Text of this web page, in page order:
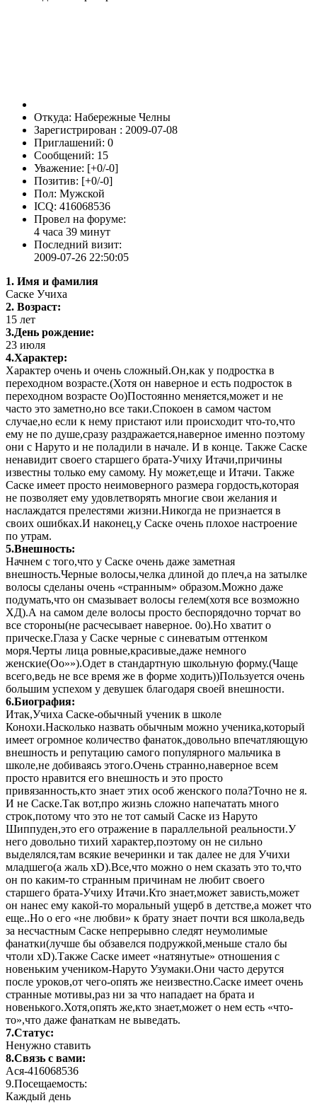
Откуда: Набережные Челны
Зарегистрирован : 2009-07-08
Приглашений: 0
Сообщений: 15
Уважение: [+0/-0]
Позитив: [+0/-0]
Пол: Мужской
ICQ: 416068536
Провел на форуме:
4 часа 39 минут
Последний визит:
2009-07-26 22:50:05
1. Имя и фамилия
Саске Учиха
2. Возраст:
15 лет
3.День рождение:
23 июля
4.Характер:
Характер очень и очень сложный.Он,как у подростка в
переходном возрасте.(Хотя он наверное и есть подросток в
переходном возрасте Оо)Постоянно меняется,может и не
часто это заметно,но все таки.Спокоен в самом частом
случае,но если к нему пристают или происходит что-то,что
ему не по душе,сразу раздражается,наверное именно поэтому
они с Наруто и не поладили в начале. И в конце. Также Саске
ненавидит своего старшего брата-Учиху Итачи,причины
известны только ему самому. Ну может,еще и Итачи. Также
Саске имеет просто неимоверного размера гордость,которая
не позволяет ему удовлетворять многие свои желания и
наслаждатся прелестями жизни.Никогда не признается в
своих ошибках.И наконец,у Саске очень плохое настроение
по утрам.
5.Внешность:
Начнем с того,что у Саске очень даже заметная
внешность.Черные волосы,челка длиной до плеч,а на затылке
волосы сделаны очень «странным» образом.Можно даже
подумать,что он смазывает волосы гелем(хотя все возможно
ХД).А на самом деле волосы просто беспорядочно торчат во
все стороны(не расчесывает наверное. 0о).Но хватит о
прическе.Глаза у Саске черные с синеватым оттенком
моря.Черты лица ровные,красивые,даже немного
женские(Оо»»).Одет в стандартную школьную форму.(Чаще
всего,ведь не все время же в форме ходить))Пользуется очень
большим успехом у девушек благодаря своей внешности.
6.Биография:
Итак,Учиха Саске-обычный ученик в школе
Конохи.Насколько назвать обычным можно ученика,который
имеет огромное количество фанаток,довольно впечатляющую
внешность и репутацию самого популярного мальчика в
школе,не добиваясь этого.Очень странно,наверное всем
просто нравится его внешность и это просто
привязанность,кто знает этих особ женского пола?Точно не я.
И не Саске.Так вот,про жизнь сложно напечатать много
строк,потому что это не тот самый Саске из Наруто
Шиппуден,это его отражение в параллельной реальности.У
него довольно тихий характер,поэтому он не сильно
выделялся,там всякие вечеринки и так далее не для Учихи
младшего(а жаль xD).Все,что можно о нем сказать это то,что
он по каким-то странным причинам не любит своего
старшего брата-Учиху Итачи.Кто знает,может зависть,может
он нанес ему какой-то моральный ущерб в детстве,а может что
еще..Но о его «не любви» к брату знает почти вся школа,ведь
за несчастным Саске непрерывно следят неумолимые
фанатки(лучше бы обзавелся подружкой,меньше стало бы
чтоли xD).Также Саске имеет «натянутые» отношения с
новеньким учеником-Наруто Узумаки.Они часто дерутся
после уроков,от чего-опять же неизвестно.Саске имеет очень
странные мотивы,раз ни за что нападает на брата и
новенького.Хотя,опять же,кто знает,может о нем есть «что-
то»,что даже фанаткам не выведать.
7.Статус:
Ненужно ставить
8.Связь с вами:
Ася-416068536
9.Посещаемость:
Каждый день